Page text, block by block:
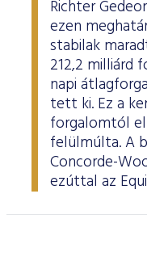
Richter
ezen
stabilak
212,2 milliárd
napi
tett ki. Ez a
forgalomtól
felülmúlta. A
Concorde-
ezúttal az